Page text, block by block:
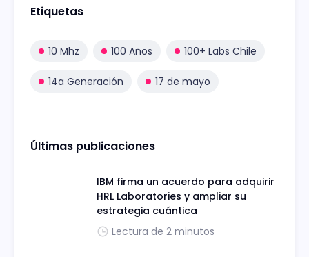
Etiquetas
10 Mhz 100 Años 100+ Labs Chile
14a Generación 17 de mayo
Últimas publicaciones
IBM firma un acuerdo para adquirir
HRL Laboratories y ampliar su
estrategia cuántica
Lectura de 2 minutos